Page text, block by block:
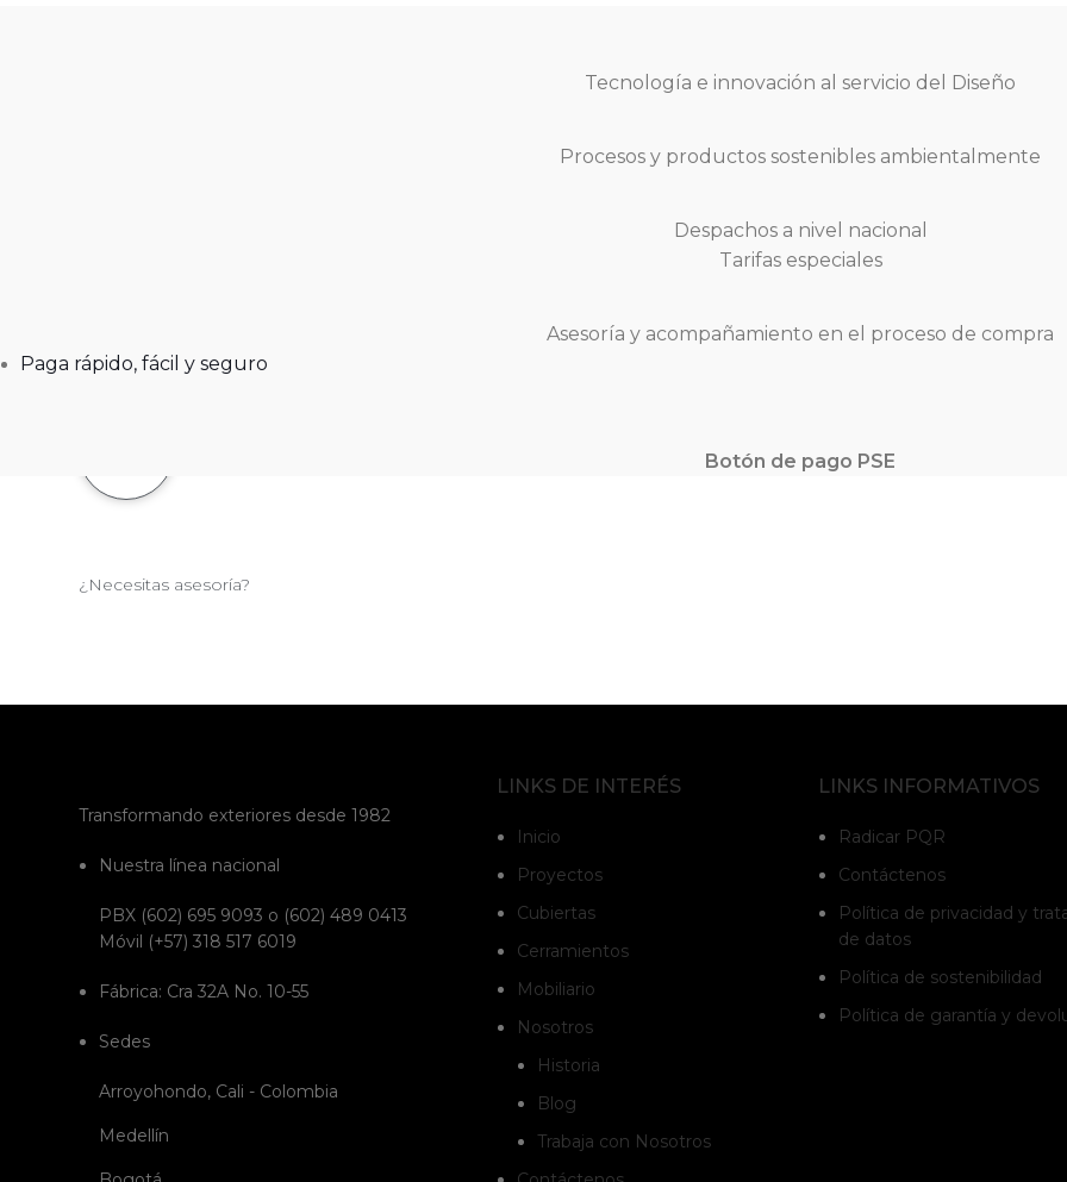
Tecnología e innovación al servicio del Diseño
Procesos y productos sostenibles ambientalmente
Despachos a nivel nacional
Tarifas especiales
Asesoría y acompañamiento en el proceso de compra
Paga rápido, fácil y seguro
Botón de pago PSE
¿Necesitas asesoría?
Transformando exteriores desde 1982
Nuestra línea nacional
PBX (602) 695 9093 o (602) 489 0413
Móvil (+57) 318 517 6019
Fábrica: Cra 32A No. 10-55
Sedes
Arroyohondo, Cali - Colombia
Medellín
LINKS DE INTERÉS
Inicio
Proyectos
Cubiertas
Cerramientos
Mobiliario
Nosotros
Historia
Blog
Trabaja con Nosotros
LINKS INFORMATIVOS
Radicar PQR
Contáctenos
Política de privacidad y
de datos
Política de sostenibilidad
Política de garantía y